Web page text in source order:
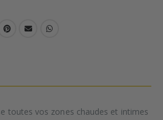
toutes vos zones chaudes et intimes